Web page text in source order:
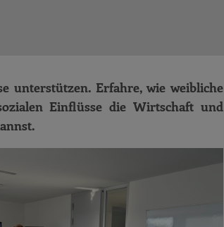
unterstützen. Erfahre, wie weibliche
Einflüsse die Wirtschaft und